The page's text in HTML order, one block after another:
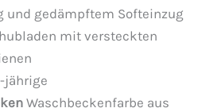
und gedämpftem Softeinzug
mit versteckten
jährige
Waschbeckenfarbe aus